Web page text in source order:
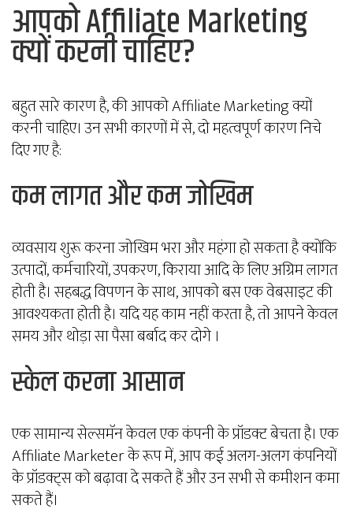
आपको Affiliate Marketing
क्यों करनी चाहिए?
बहुत सारे कारण है, की आपको Affiliate Marketing क्यों
करनी चाहिए। उन सभी कारणों में से, दो महत्वपूर्ण कारण निचे
दिए गए है:
कम लागत और कम जोखिम
व्यवसाय शुरू करना जोखिम भरा और महंगा हो सकता है क्योंकि
उत्पादों, कर्मचारियों, उपकरण, किराया आदि के लिए अग्रिम लागत
होती है। सहबद्ध विपणन के साथ, आपको बस एक वेबसाइट की
आवश्यकता होती है। यदि यह काम नहीं करता है, तो आपने केवल
समय और थोड़ा सा पैसा बर्बाद कर दोगे ।
स्केल करना आसान
एक सामान्य सेल्समॅन केवल एक कंपनी के प्रॉडक्ट बेचता है। एक
Affiliate Marketer के रूप में, आप कई अलग-अलग कंपनियों
के प्रॉडक्ट्स को बढ़ावा दे सकते हैं और उन सभी से कमीशन कमा
सकते हैं।